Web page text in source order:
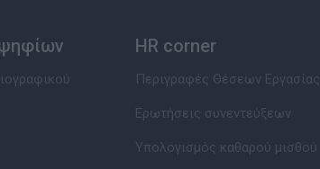
HR corner
Περιγραφές Θέσεων Εργασίας
Ερωτήσεις συνεντεύξεων
Υπολογισμός καθαρού μισθού